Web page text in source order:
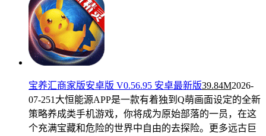
宝养汇商家版安卓版 V0.56.95 安卓最新版39.84M2026-
07-251大恒能源APP是一款有着独到Q萌画面设定的全新
策略养成类手机游戏，你将成为原始部落的一员，在这
个充满宝藏和危险的世界中自由的去探险。更多远古巨